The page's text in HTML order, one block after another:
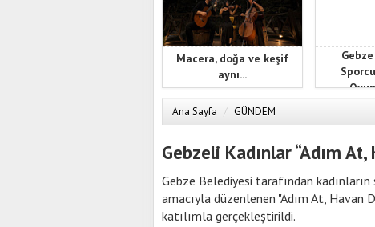
Macera, doğa ve keşif
aynı...
Ana Sayfa / GÜNDEM
Gebzeli Kadınlar “Adım
Gebze Belediyesi tarafından
amacıyla düzenlenen "Adım At,
katılımla gerçekleştirildi.